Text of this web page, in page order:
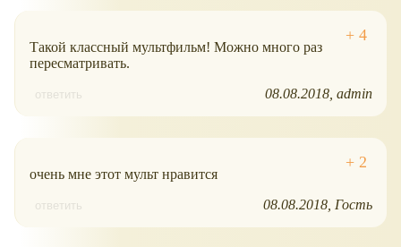
Такой классный мультфильм! Можно много раз
пересматривать.
ответить 08.08.2018 admin
очень мне этот мульт нравится
ответить 08.08.2018 Гость